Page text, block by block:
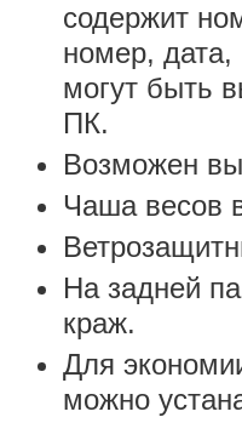
содержит
номер, дата,
могут быть
ПК.
Возможен
Чаша весов
На задней
краж.
Для
можно